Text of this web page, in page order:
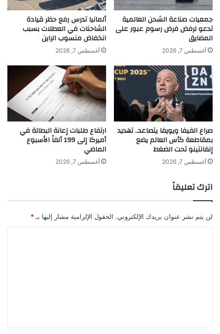
خلال الحدث.
khabar3ajeldubai.com — شانتال خليل تقدم أمسية قروية
ه
ا
ا
ل
ج
ي
د
ة
"
و
ي
"
جمعيات صناعة الشحن العالمية
تدعو لرفض فرض رسوم عبور على
المضايق
أغسطس 7, 2026
ألمانيا تدرس رفع حظر قيادة
الشاحنات في العطلات بسبب
انخفاض منسوب الراين
أغسطس 7, 2026
صراع الفيفا ويويفا يتصاعد.. تهديد
بمقاطعة كأس العالم يضع
إنفانتينو تحت الضغط
أغسطس 7, 2026
ارتفاع طلبات إعانة البطالة في
أميركا إلى 199 ألفاً الأسبوع
الماضي
أغسطس 7, 2026
اترك تعليقاً
لن يتم نشر عنوان بريدك الإلكتروني. الحقول الإلزامية مشار إليها بـ *